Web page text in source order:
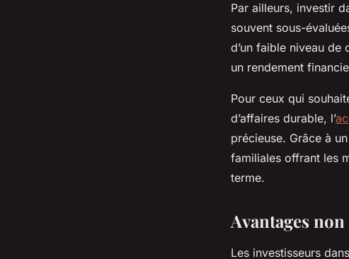
Par ailleurs, investir
souvent sous-
d’un faible niveau
un rendement
Pour ceux qui
d’affaires durable, l’
précieuse. Grâce à
familiales offrant les
terme.
Avantages
Les investisseurs